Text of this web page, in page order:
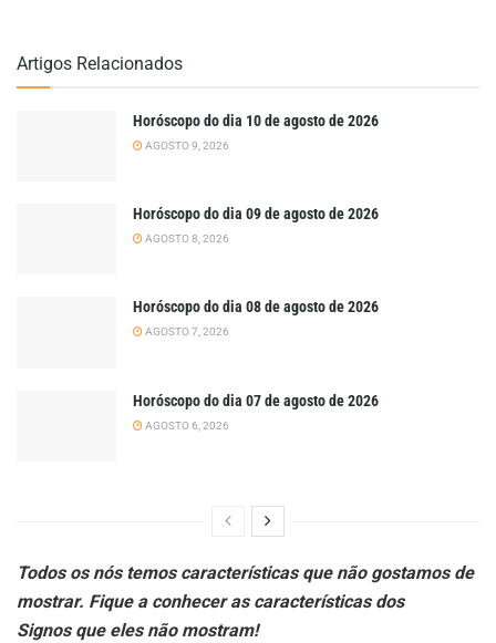
Artigos Relacionados
Horóscopo do dia 10 de agosto de 2026
AGOSTO 9, 2026
Horóscopo do dia 09 de agosto de 2026
AGOSTO 8, 2026
Horóscopo do dia 08 de agosto de 2026
AGOSTO 7, 2026
Horóscopo do dia 07 de agosto de 2026
AGOSTO 6, 2026
Todos os nós temos características que não gostamos de
mostrar. Fique a conhecer as características dos
Signos que eles não mostram!